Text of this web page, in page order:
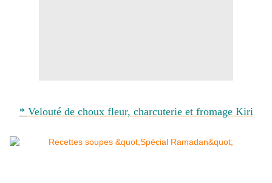
* Velouté de choux fleur, charcuterie et fromage Kiri